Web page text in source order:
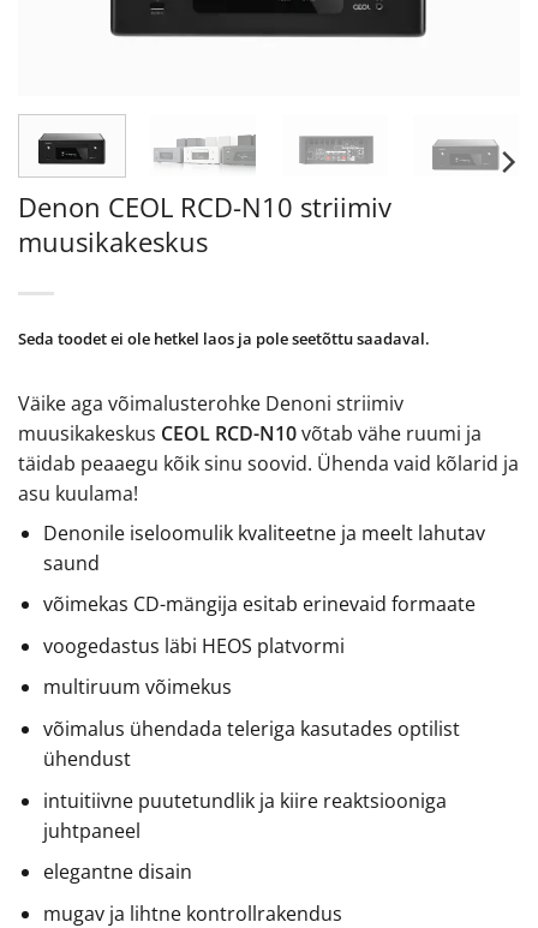
Denon CEOL RCD-N10 striimiv
muusikakeskus
Väike aga võimalusterohke Denoni striimiv
muusikakeskus CEOL RCD-N10võtab vähe ruumi ja
täidab peaaegu kõik sinu soovid. Ühenda vaid kõlarid ja
asu kuulama!
Denonile iseloomulik kvaliteetne ja meelt lahutav
saund
võimekas CD-mängija esitab erinevaid formaate
voogedastus läbi HEOS platvormi
multiruum võimekus
võimalus ühendada teleriga kasutades optilist
ühendust
intuitiivne puutetundlik ja kiire reaktsiooniga
juhtpaneel
elegantne disain
mugav ja lihtne kontrollrakendus
Seda toodet ei ole hetkel laos ja pole seetõttu saadaval.